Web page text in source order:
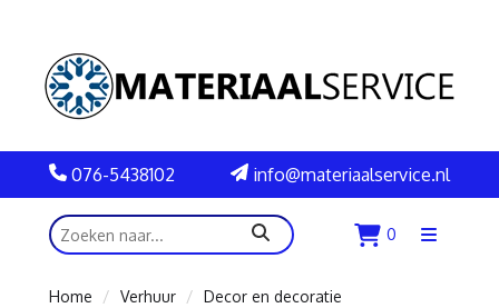
076-5438102 info@materiaalservice.nl
zoeken 0
Menu
Home
Verhuur
Decor en decoratie